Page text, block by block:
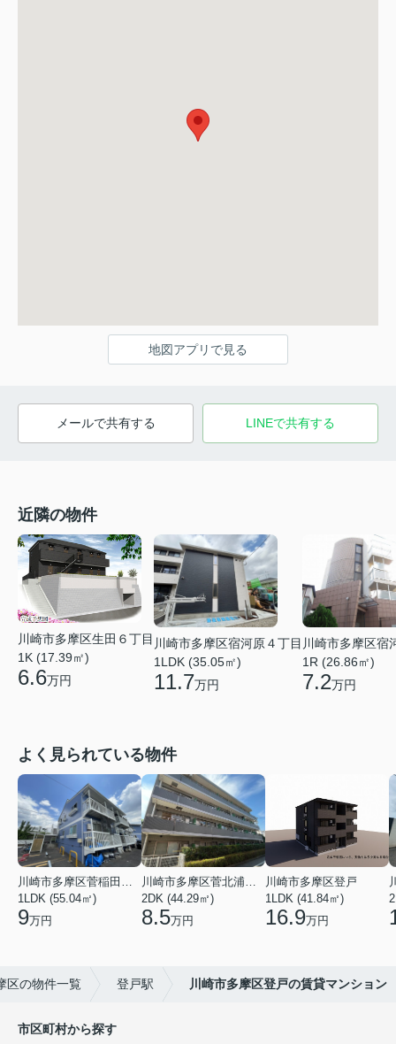
地図アプリで見る
メールで共有する LINEで共有する
近隣の物件
川崎市多摩区生田６丁目
1K (17.39㎡)
6.6万円
川崎市多摩区宿河原４丁目
1LDK (35.05㎡)
11.7万円
川崎市多摩区宿
1R (26.86㎡)
7.2万円
よく見られている物件
川崎市多摩区菅稲田堤２丁目
1LDK (55.04㎡)
9万円
川崎市多摩区菅北浦２丁目
2DK (44.29㎡)
8.5万円
川崎市多摩区登戸
1LDK (41.84㎡)
16.9万円
区の物件一覧 登戸駅 川崎市多摩区登戸の賃貸マンション
市区町村から探す